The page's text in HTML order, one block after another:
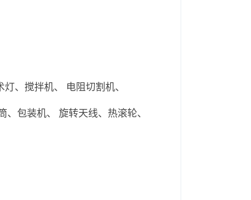
、搅拌机、 电阻切割机、
包装机、 旋转天线、热滚轮、